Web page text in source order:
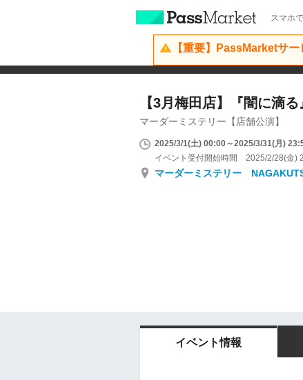
スマホ
【重要】PassMarketサ
【3月梅田店】『闇に滴る
マーダーミステリー【店舗公演】
2025/3/1(土) 00:00～2025/3/31(月)
イベント受付開始時間 2025/2/28(金)
マーダーミステリー
イベント情報